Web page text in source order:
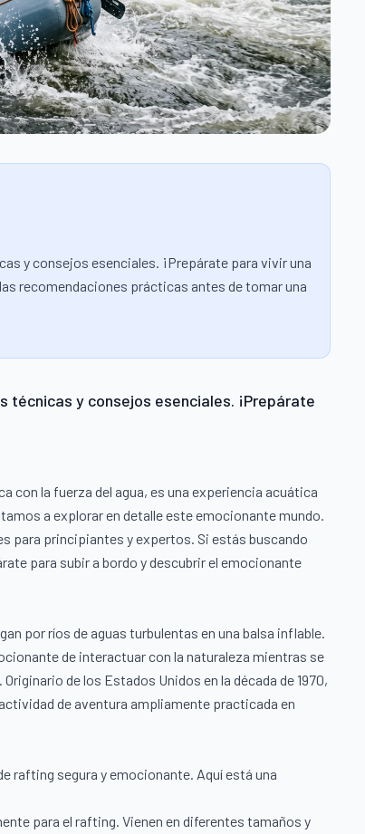
y consejos esenciales. ¡Prepárate para vivir una
recomendaciones prácticas antes de tomar una
técnicas y consejos esenciales. ¡Prepárate
con la fuerza del agua, es una experiencia acuática
a explorar en detalle este emocionante mundo.
para principiantes y expertos. Si estás buscando
para subir a bordo y descubrir el emocionante
por ríos de aguas turbulentas en una balsa inflable.
de interactuar con la naturaleza mientras se
de los Estados Unidos en la década de 1970,
de aventura ampliamente practicada en
rafting segura y emocionante. Aquí está una
para el rafting. Vienen en diferentes tamaños y